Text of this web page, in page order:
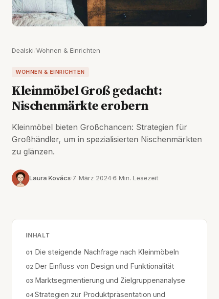
Dealski Wohnen & Einrichten
WOHNEN & EINRICHTEN
Kleinmöbel Groß gedacht:
Nischenmärkte erobern
Kleinmöbel bieten Großchancen: Strategien für
Großhändler, um in spezialisierten Nischenmärkten
zu glänzen.
Laura Kovács 7. März 2024 6 Min. Lesezeit
INHALT
Die steigende Nachfrage nach Kleinmöbeln
Der Einfluss von Design und Funktionalität
Marktsegmentierung und Zielgruppenanalyse
Strategien zur Produktpräsentation und